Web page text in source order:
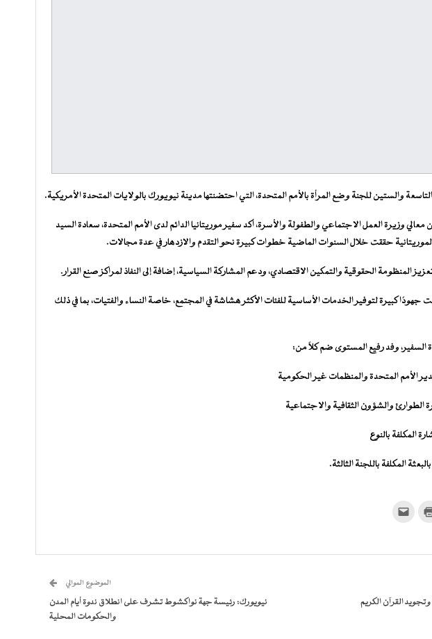
والستين للجنة وضع المرأة بالأمم المتحدة، التي احتضنتها مدينة نيويورك بالولايات المتحدة الأمريكية.
معالي وزيرة العمل الاجتماعي والطفولة والأسرة، أكد سفير موريتانيا الدائم لدى الأمم المتحدة، سعادة السيد
حققت خلال السنوات الماضية خطوات كبيرة نحو التقدم والازدهار في عدة مجالات.
المنظومة الحقوقية والتمكين الاقتصادي، ودعم المشاركة السياسية، إضافة إلى النفاذ لمراكز صنع القرار.
جهودًا كبيرة لتوفير الخدمات الأساسية للفئات الأكثر هشاشة في المجتمع، خاصة النساء والفتيات، بما في ذلك
السفير، وفد رفيع المستوى ضم كلاً من:
الأمم المتحدة والمنظمات غير الحكومية
الطوارئ والشؤون الثقافية والاجتماعية
المكلفة بالنوع
المكلفة باللجنة الثالثة.
اضغط
للطباعة
جديدة)
القرآن الكريم
الموضوع الموالي
نيويورك: رئيسة جهة نواكشوط تشرف على انطلاق ندوة أيام المدن
والحكومات المحلية